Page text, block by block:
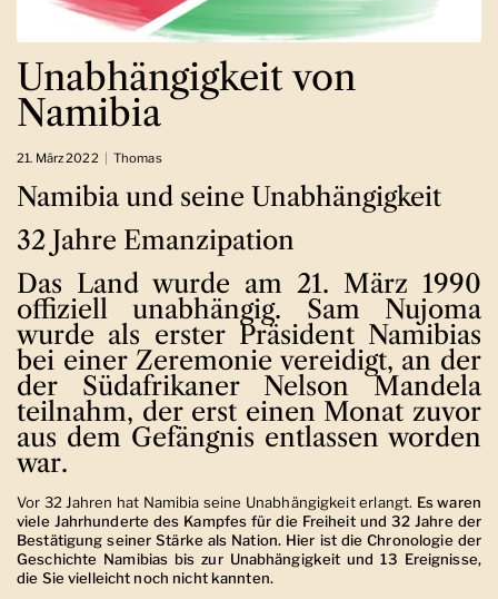
Unabhängigkeit von
Namibia
21. März 2022 Thomas
Namibia und seine Unabhängigkeit
32 Jahre Emanzipation
Das Land wurde am 21. März 1990
offiziell unabhängig. Sam Nujoma
wurde als erster Präsident Namibias
bei einer Zeremonie vereidigt, an der
der Südafrikaner Nelson Mandela
teilnahm, der erst einen Monat zuvor
aus dem Gefängnis entlassen worden
war.
Vor 32 Jahren hat Namibia seine Unabhängigkeit erlangt. Es waren
viele Jahrhunderte des Kampfes für die Freiheit und 32 Jahre der
Bestätigung seiner Stärke als Nation. Hier ist die Chronologie der
Geschichte Namibias bis zur Unabhängigkeit und 13 Ereignisse,
die Sie vielleicht noch nicht kannten.